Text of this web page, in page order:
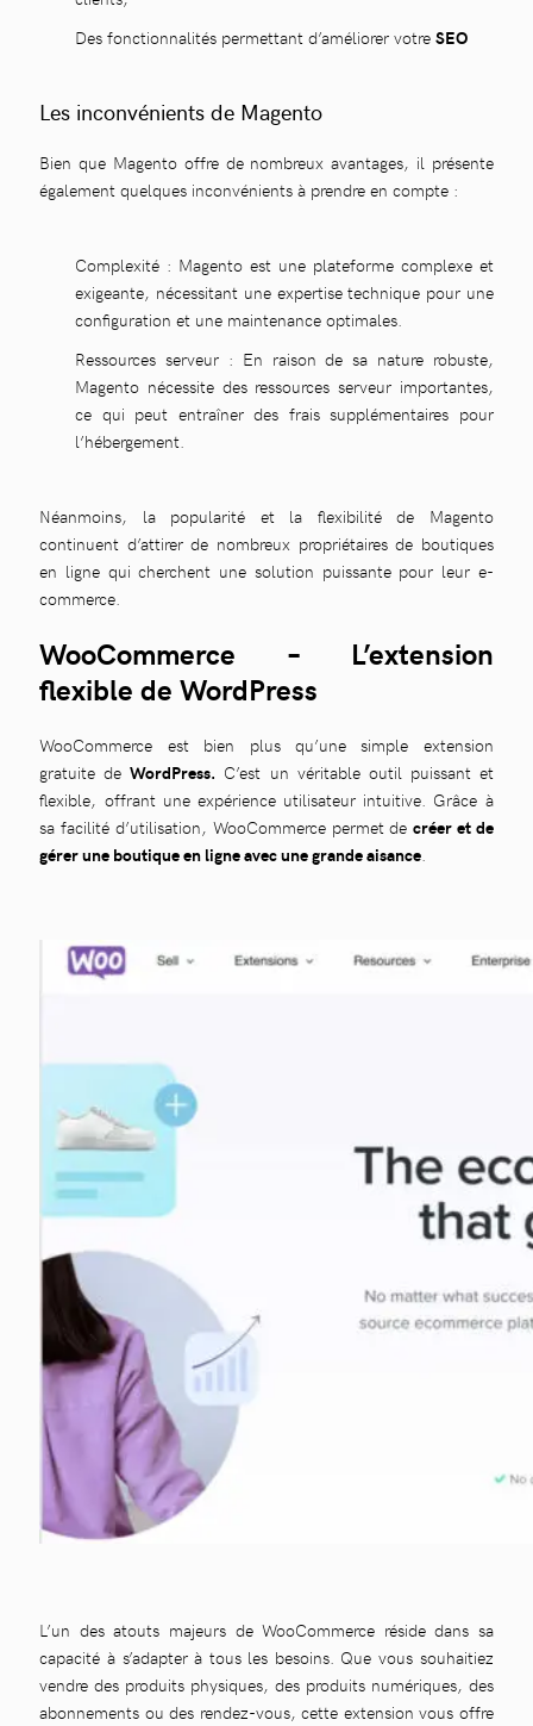
Des fonctionnalités permettant d’améliorer votreSEO
Les inconvénients de Magento
Bien que Magento offre de nombreux avantages, il présente
également quelques inconvénients à prendre en compte :
Complexité : Magento est une plateforme complexe et
exigeante, nécessitant une expertise technique pour une
configuration et une maintenance optimales.
Ressources serveur : En raison de sa nature robuste,
Magento nécessite des ressources serveur importantes,
ce qui peut entraîner des frais supplémentaires pour
l’hébergement.
Néanmoins, la popularité et la flexibilité de Magento
continuent d’attirer de nombreux propriétaires de boutiques
en ligne qui cherchent une solution puissante pour leur e-
commerce.
WooCommerce – L’extension
flexible de WordPress
WooCommerce est bien plus qu’une simple extension
gratuite deWordPress. C’est un véritable outil puissant et
flexible, offrant une expérience utilisateur intuitive. Grâce à
sa facilité d’utilisation, WooCommerce permet decréer et de
gérer une boutique en ligne avec une grande aisance.
L’un des atouts majeurs de WooCommerce réside dans sa
capacité à s’adapter à tous les besoins. Que vous souhaitiez
vendre des produits physiques, des produits numériques, des
abonnements ou des rendez-vous, cette extension vous offre